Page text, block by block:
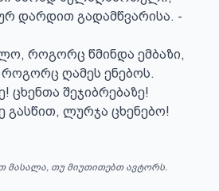
დარდით გადამწვარისა. -
როგორც წმინდა ემბაზი,
ღამეს ენებოს.
ცხენთა შეჯიბრებაზე!
გასწით, ლურჯა ცხენებო!
მასალა, თუ მიუთითებთ ავტორს.